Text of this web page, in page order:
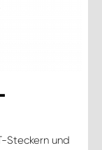
Steckern und